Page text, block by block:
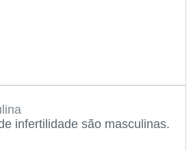
infertilidade são masculinas.